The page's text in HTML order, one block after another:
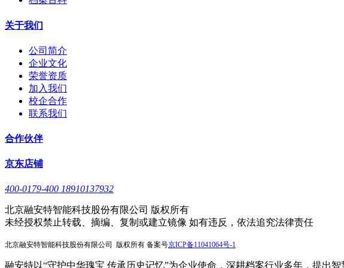
关于我们
公司简介
企业文化
荣誉资质
加入我们
校企合作
联系我们
合作伙伴
京东店铺
400-0179-400 18910137932
北京融安特智能科技股份有限公司 版权所有
未经授权禁止转载、摘编、复制或建立镜像 如有违反，依法追究法律责任
北京融安特智能科技股份有限公司 版权所有 备案号京ICP备11041064号-1
融安特以“守护中华瑰宝 传承历史记忆”为企业使命，深耕档案行业多年，提出